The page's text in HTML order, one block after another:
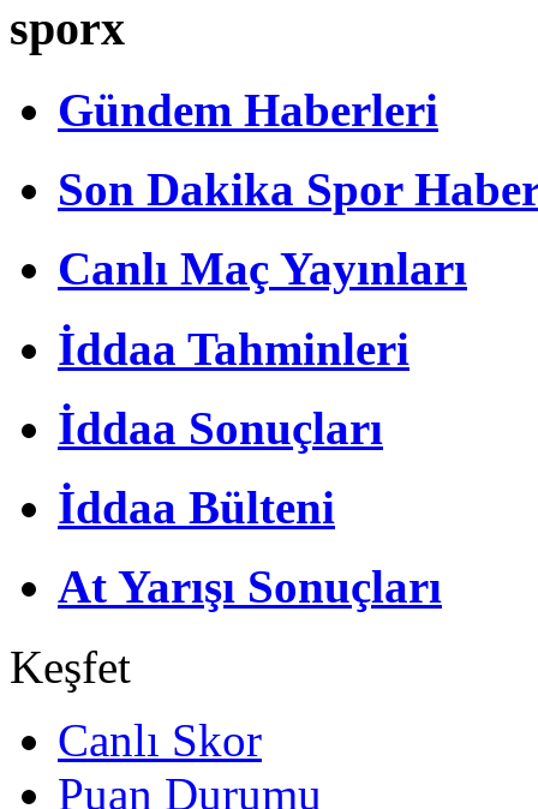
sporx
Gündem Haberleri
Son Dakika Spor
Canlı Maç Yayınları
İddaa Tahminleri
İddaa Sonuçları
İddaa Bülteni
At Yarışı Sonuçları
Keşfet
Canlı Skor
Puan Durumu